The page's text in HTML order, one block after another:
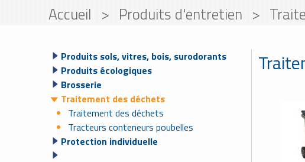
Accueil > Produits d'entretien >
Produits sols, vitres, bois, surodorants
Produits écologiques
Brosserie
Traitement des déchets
Traitement des déchets
Tracteurs conteneurs poubelles
Protection individuelle